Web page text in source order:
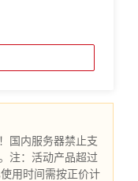
国内服务器禁止支
注：活动产品超过
用时间需按正价计